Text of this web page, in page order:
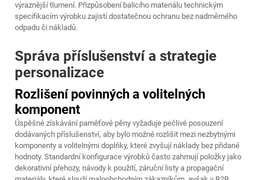
výraznější tlumení. Přizpůsobení balicího materiálu technickým
specifikacím výrobku zajistí dostatečnou ochranu bez nadměrného
odpadu či nákladů.
Správa příslušenství a strategie
personalizace
Rozlišení povinných a volitelných
komponent
Úspěšné získávání paměťové pěny vyžaduje pečlivé posouzení
dodávaných příslušenství, aby bylo možné rozlišit mezi nezbytnými
komponenty a volitelnými doplňky, které zvyšují náklady bez přidané
hodnoty. Standardní konfigurace výrobků často zahrnují položky jako
dekorativní přehozy, návody k použití, záruční listy a propagační